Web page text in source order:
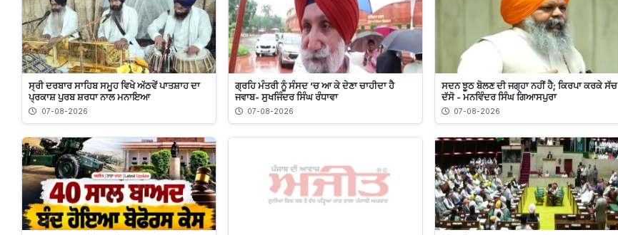
ਸ੍ਰੀ ਦਰਬਾਰ ਸਾਹਿਬ ਸਮੂਹ ਵਿਖੇ ਅੱਠਵੇਂ ਪਾਤਸ਼ਾਹ ਦਾ
ਪ੍ਰਕਾਸ਼ ਪੁਰਬ ਸ਼ਰਧਾ ਨਾਲ ਮਨਾਇਆ
07-08-2026
ਗ੍ਰਹਿ ਮੰਤਰੀ ਨੂੰ ਸੰਸਦ ’ਚ ਆ ਕੇ ਦੇਣਾ ਚਾਹੀਦਾ ਹੈ
ਜਵਾਬ- ਸੁਖਜਿੰਦਰ ਸਿੰਘ ਰੰਧਾਵਾ
07-08-2026
ਸਦਨ ਝੂਠ ਬੋਲਣ ਦੀ ਜਗ੍ਹਾ ਨਹੀਂ ਹੈ; ਕਿਰਪਾ ਕਰਕੇ ਸੱਚ
ਦੱਸੋ - ਮਨਵਿੰਦਰ ਸਿੰਘ ਗਿਆਸਪੁਰਾ
07-08-2026